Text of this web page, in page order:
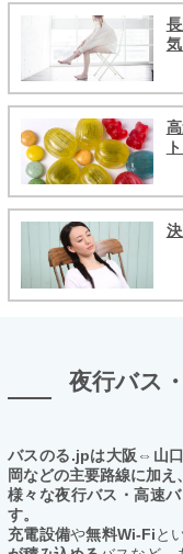
夜行バス
バスのる.jpは大阪⇔山
岡などの主要路線に加
様々な夜行バス・高速
す。
充電設備や無料Wi-Fiと